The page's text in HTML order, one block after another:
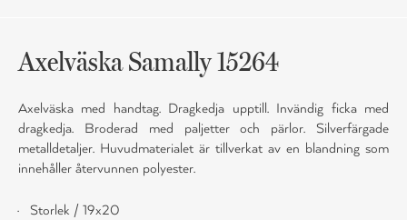
Axelväska Samally 15264
Axelväska med handtag. Dragkedja upptill. Invändig ficka med
dragkedja. Broderad med paljetter och pärlor. Silverfärgade
metalldetaljer. Huvudmaterialet är tillverkat av en blandning som
innehåller återvunnen polyester.
Storlek / 19x20